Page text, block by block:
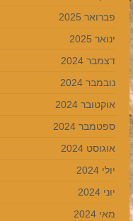
פברואר 2025
ינואר 2025
דצמבר 2024
נובמבר 2024
אוקטובר 2024
ספטמבר 2024
אוגוסט 2024
יולי 2024
יוני 2024
מאי 2024